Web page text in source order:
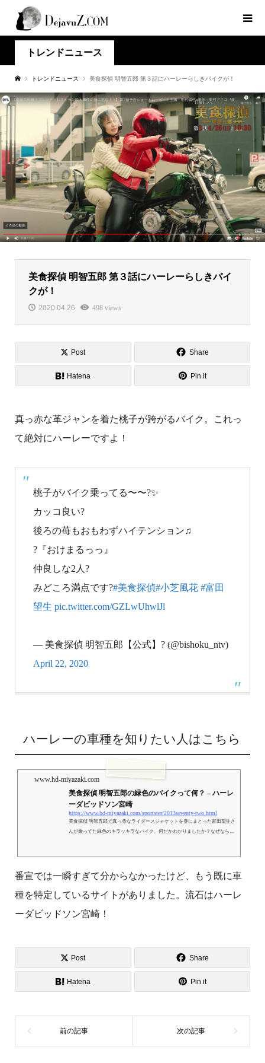
トレンドニュース
トレンドニュース 美食探偵 明智五郎 第３話にハーレーらしきバイクが！
美食探偵 明智五郎 第３話にハーレーらしきバイ
クが！
2020.04.26 498 views
Post Share
Hatena Pin it
真っ赤な革ジャンを着た桃子が跨がるバイク。これっ
て絶対にハーレーですよ！
桃子がバイク乗ってる〜〜?✨
カッコ良い?
後ろの苺もおもわずハイテンション♫
?『おけまるっっ』
仲良しな2人?
みどころ満点です?#美食探偵#小芝風花 #富田
望生 pic.twitter.com/GZLwUhwlJl
— 美食探偵 明智五郎【公式】? (@bishoku_ntv)
April 22, 2020
ハーレーの車種を知りたい人はこちら
www.hd-miyazaki.com
美食探偵 明智五郎の緑色のバイクって何？ – ハーレ
ーダビッドソン宮崎
https://www.hd-miyazaki.com/sportster/2013seventy-two.html
美食探偵 明智五郎で真っ赤なライダースジャケットを身にまとった富田望生さ
んが乗ってた緑色のキラッキラなバイク、何だかわかりましたか？なぜなら
番宣では一瞬すぎて分からなかったけど、もう既に車
種を特定しているサイトがありました。流石はハーレ
ーダビッドソン宮崎！
Post Share
Hatena Pin it